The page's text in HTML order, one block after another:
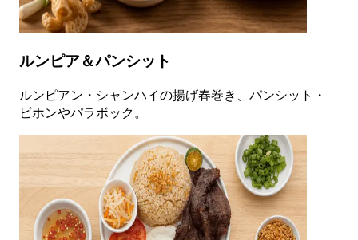
ルンピア＆パンシット
ルンピアン・シャンハイの揚げ春巻き、パンシット・
ビホンやパラボック。